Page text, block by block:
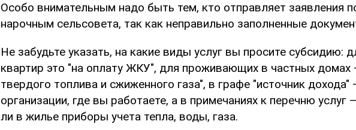
Особо внимательным надо быть тем, кто отправляет заявления
нарочным сельсовета, так как неправильно заполненные
Не забудьте указать, на какие виды услуг вы просите субсидию:
квартир это "на оплату ЖКУ", для проживающих в частных домах
твердого топлива и сжиженного газа", в графе "источник дохода"
организации, где вы работаете, а в примечаниях к перечню услуг
ли в жилье приборы учета тепла, воды, газа.